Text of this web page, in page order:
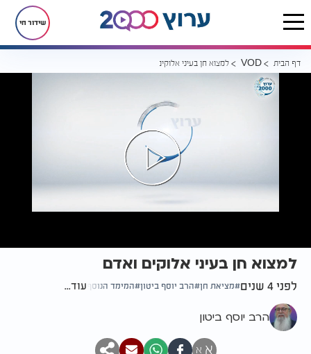
שידור חי
דף הבית VOD למצוא חן בעיני אלוקים ואדם
למצוא חן בעיני אלוקים ואדם
לפני 4 שנים מציאת חן הרב יוסף ביטון המימד הנוסף עוד...
הרב יוסף ביטון
א א